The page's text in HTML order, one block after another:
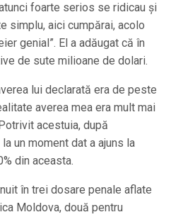
foarte serios se ridicau şi
simplu, aici cumpărai, acolo
genial”. El a adăugat că în
de sute milioane de dolari.
lui declarată era de peste
averea mea era mult mai
acestuia, după
un moment dat a ajuns la
din aceasta.
în trei dosare penale aflate
Moldova, două pentru